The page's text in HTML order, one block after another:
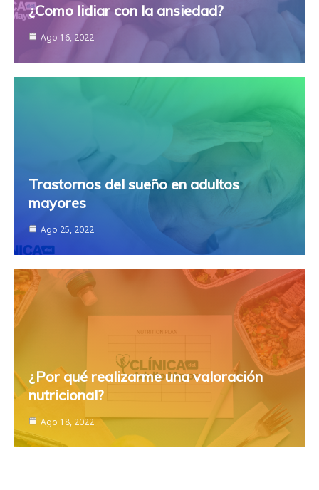
¿Como lidiar con la ansiedad?
Ago 16, 2022
Trastornos del sueño en adultos
mayores
Ago 25, 2022
¿Por qué realizarme una valoración
nutricional?
Ago 18, 2022